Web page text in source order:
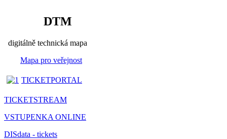
DTM
digitálně technická mapa
Mapa pro veřejnost
TICKETPORTAL
TICKETSTREAM
VSTUPENKA ONLINE
DISdata - tickets